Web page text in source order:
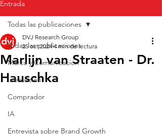
Entrada
Todas las publicaciones
Marca y Comunicación
Innovación
Comprador
IA
Entrevista sobre Brand Growth
Todas las publicaciones
Marlijn van Straaten - Dr.
Hauschka
DVJ Research Group
25 oct 2024 4 min de lectura